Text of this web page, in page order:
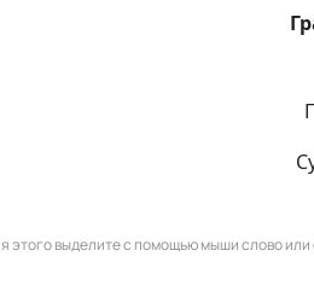
этого выделите с помощью мыши слово